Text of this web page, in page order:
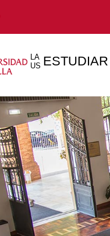
LA
US ESTUDIAR